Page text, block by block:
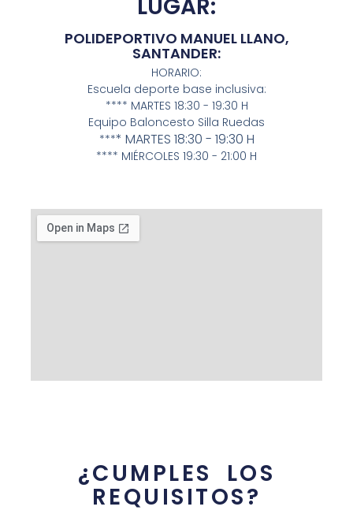
LUGAR:
POLIDEPORTIVO MANUEL LLANO,
SANTANDER:
HORARIO:
Escuela deporte base inclusiva:
**** MARTES 18:30 - 19:30 H
Equipo Baloncesto Silla Ruedas
**** MARTES 18:30 - 19:30 H
**** MIÉRCOLES 19:30 - 21:00 H
¿CUMPLES LOS
REQUISITOS?